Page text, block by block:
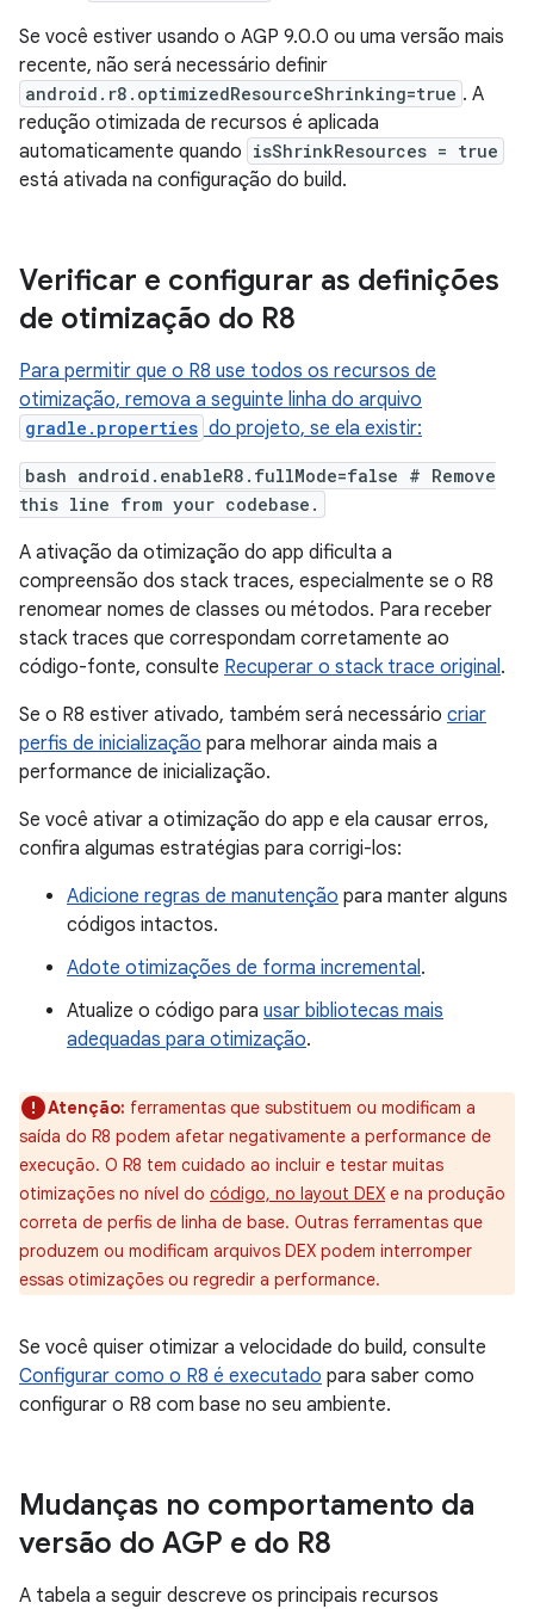
Se você estiver usando o AGP 9.0.0 ou uma versão mais
recente, não será necessário definir
android.r8.optimizedResourceShrinking=true . A
redução otimizada de recursos é aplicada
automaticamente quando isShrinkResources = true
está ativada na configuração do build.
Verificar e configurar as definições
de otimização do R8
Para permitir que o R8 use todos os recursos de
otimização, remova a seguinte linha do arquivo
gradle.properties do projeto, se ela existir:
bash android.enableR8.fullMode=false # Remove
this line from your codebase.
A ativação da otimização do app dificulta a
compreensão dos stack traces, especialmente se o R8
renomear nomes de classes ou métodos. Para receber
stack traces que correspondam corretamente ao
código-fonte, consulte Recuperar o stack trace original.
Se o R8 estiver ativado, também será necessário criar
perfis de inicialização para melhorar ainda mais a
performance de inicialização.
Se você ativar a otimização do app e ela causar erros,
confira algumas estratégias para corrigi-los:
Adicione regras de manutenção para manter alguns
códigos intactos.
Adote otimizações de forma incremental.
Atualize o código para usar bibliotecas mais
adequadas para otimização.
Atenção: ferramentas que substituem ou modificam a
saída do R8 podem afetar negativamente a performance de
execução. O R8 tem cuidado ao incluir e testar muitas
otimizações no nível do código, no layout DEX e na produção
correta de perfis de linha de base. Outras ferramentas que
produzem ou modificam arquivos DEX podem interromper
essas otimizações ou regredir a performance.
Se você quiser otimizar a velocidade do build, consulte
Configurar como o R8 é executado para saber como
configurar o R8 com base no seu ambiente.
Mudanças no comportamento da
versão do AGP e do R8
A tabela a seguir descreve os principais recursos